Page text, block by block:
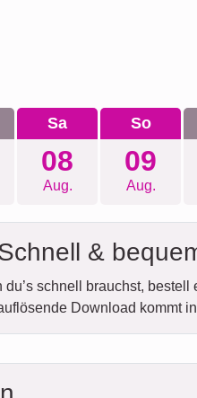
Sa
08
Aug.
So
09
Aug.
&
du’s schnell brauchst, bestell
Download kommt